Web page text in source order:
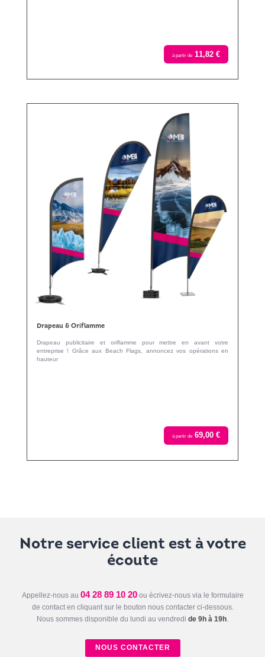
à partir de 11,82 €
Drapeau & Oriflamme
Drapeau publicitaire et oriflamme pour mettre en avant votre
entreprise ! Grâce aux Beach Flags, annoncez vos opérations en
hauteur
à partir de 69,00 €
Notre service client est à votre
écoute
Appellez-nous au 04 28 89 10 20ou écrivez-nous via le formulaire
de contact en cliquant sur le bouton nous contacter ci-dessous.
Nous sommes disponible du lundi au vendredi de 9h à 19h.
NOUS CONTACTER